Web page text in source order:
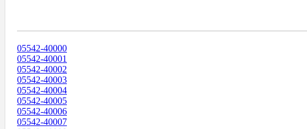
05542-40000
05542-40001
05542-40002
05542-40003
05542-40004
05542-40005
05542-40006
05542-40007